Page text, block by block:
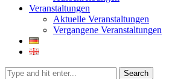
Veranstaltungen
Aktuelle Veranstaltungen
Vergangene Veranstaltungen
Search